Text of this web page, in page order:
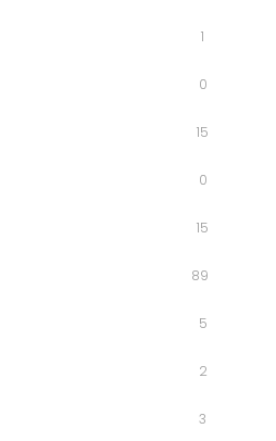
1
0
15
0
15
89
5
2
3